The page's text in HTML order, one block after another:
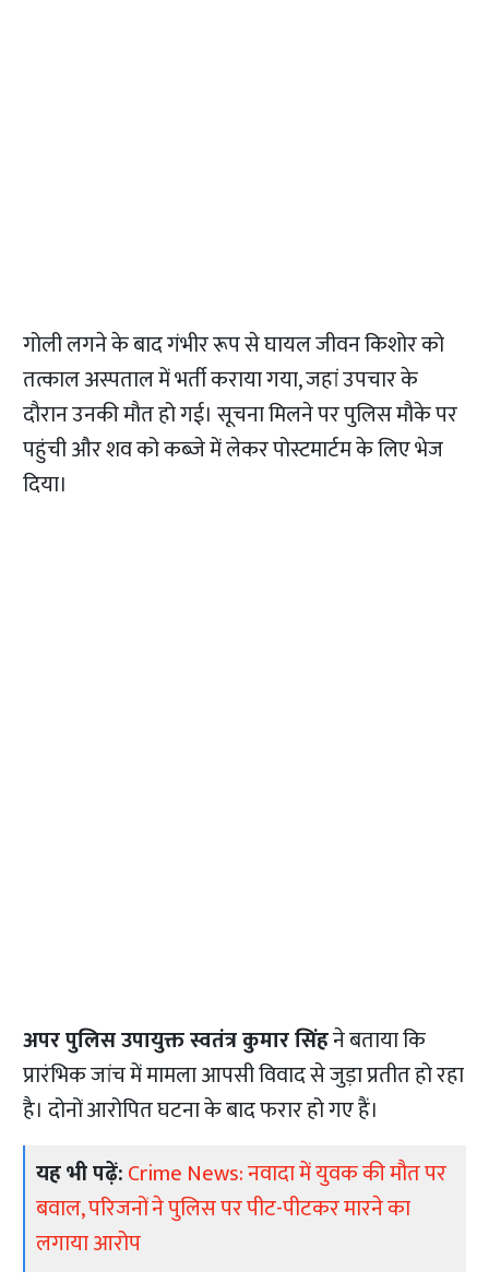
गोली लगने के बाद गंभीर रूप से घायल जीवन किशोर को
तत्काल अस्पताल में भर्ती कराया गया, जहां उपचार के
दौरान उनकी मौत हो गई। सूचना मिलने पर पुलिस मौके पर
पहुंची और शव को कब्जे में लेकर पोस्टमार्टम के लिए भेज
दिया।
अपर पुलिस उपायुक्त स्वतंत्र कुमार सिंहने बताया कि
प्रारंभिक जांच में मामला आपसी विवाद से जुड़ा प्रतीत हो रहा
है। दोनों आरोपित घटना के बाद फरार हो गए हैं।
यह भी पढ़ें:Crime News: नवादा में युवक की मौत पर
बवाल, परिजनों ने पुलिस पर पीट-पीटकर मारने का
लगाया आरोप